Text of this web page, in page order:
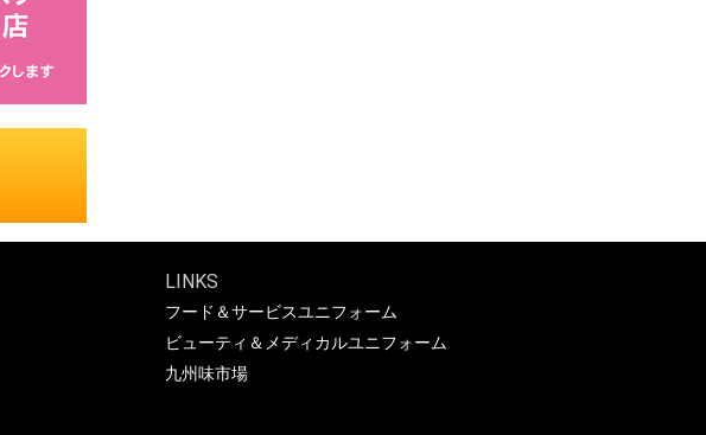
LINKS
フード＆サービスユニフォーム
ビューティ＆メディカルユニフォーム
九州味市場